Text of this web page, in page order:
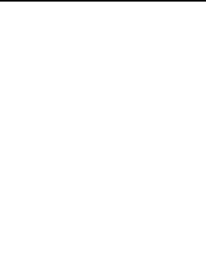
I love my job. De la schiţă la produs în